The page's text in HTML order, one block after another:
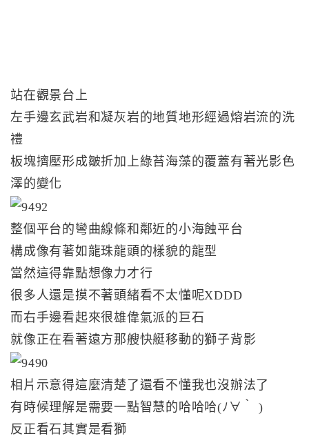
站在觀景台上
左手邊玄武岩和凝灰岩的地質地形經過熔岩流的洗
禮
板塊擠壓形成皺折加上綠苔海藻的覆蓋有著光影色
澤的變化
整個平台的彎曲線條和鄰近的小海蝕平台
構成像有著如龍珠龍頭的樣貌的龍型
當然這得靠點想像力才行
很多人還是摸不著頭緒看不太懂呢XDDD
而右手邊看起來很雄偉氣派的巨石
就像正在看著遠方那艘快艇移動的獅子背影
相片示意得這麼清楚了還看不懂我也沒辦法了
有時候理解是需要一點智慧的哈哈哈(ﾉ∀｀ )
反正看石其實是看獅